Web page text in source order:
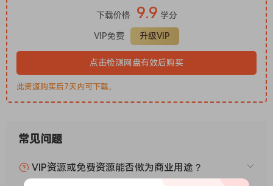
下载价格 9.9 学分
VIP免费 升级VIP
点击检测网盘有效后购买
此资源购买后7天内可下载。
常见问题
VIP资源或免费资源能否做为商业用途？